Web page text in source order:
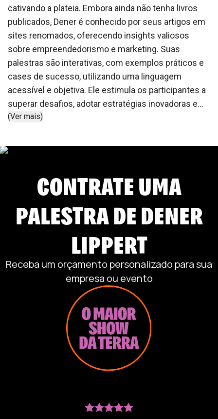
cativando a plateia. Embora ainda não tenha livros
publicados, Dener é conhecido por seus artigos em
sites renomados, oferecendo insights valiosos
sobre empreendedorismo e marketing. Suas
palestras são interativas, com exemplos práticos e
cases de sucesso, utilizando uma linguagem
acessível e objetiva. Ele estimula os participantes a
superar desafios, adotar estratégias inovadoras e
impulsionar seus negócios.
(Ver mais)
CONTRATE UMA
PALESTRA DEDENER
LIPPERT
Receba um orçamento personalizado para sua
empresa ou evento